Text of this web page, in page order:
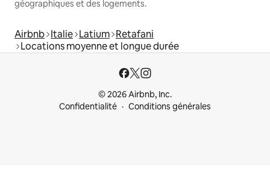
géographiques et des logements.
Airbnb Italie Latium Retafani
Locations moyenne et longue durée
© 2026 Airbnb, Inc.
Confidentialité
Conditions générales